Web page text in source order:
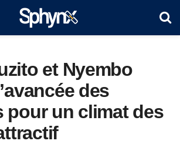
et Nyembo
des
pour un climat des